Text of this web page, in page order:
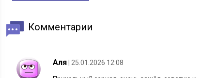
Комментарии
Аля | 25.01.2026 12:08